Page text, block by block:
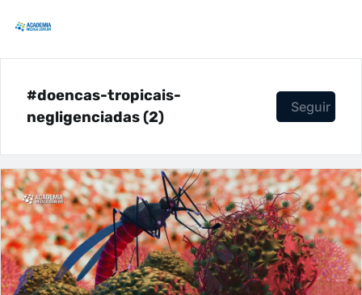
#doencas-tropicais-
negligenciadas (2)
Seguir